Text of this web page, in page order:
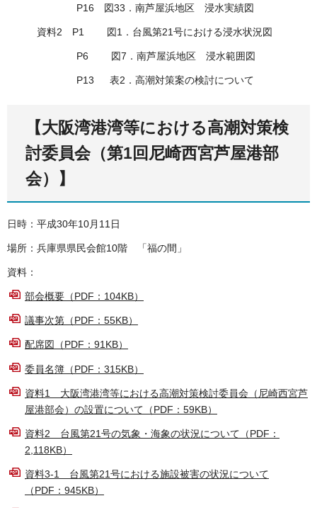
P16 図33．南芦屋浜地区 浸水実績図
資料2 P1 図1．台風第21号における浸水状況図
P6 図7．南芦屋浜地区 浸水範囲図
P13 表2．高潮対策案の検討について
【大阪湾港湾等における高潮対策検
討委員会（第1回尼崎西宮芦屋港部
会）】
日時：平成30年10月11日
場所：兵庫県県民会館10階 「福の間」
資料：
部会概要（PDF：104KB）
議事次第（PDF：55KB）
配席図（PDF：91KB）
委員名簿（PDF：315KB）
資料1 大阪湾港湾等における高潮対策検討委員会（尼崎西宮芦
屋港部会）の設置について（PDF：59KB）
資料2 台風第21号の気象・海象の状況について（PDF：
2,118KB）
資料3-1 台風第21号における施設被害の状況について
（PDF：945KB）